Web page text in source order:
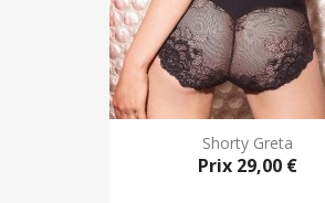
Shorty Greta
Prix 29,00 €